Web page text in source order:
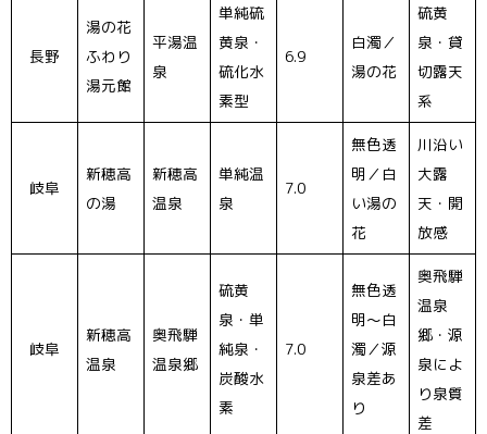
長野
湯の花
ふわり
湯元館
平湯温
泉
単純硫
黄泉・
硫化水
素型
6.9
白濁／
湯の花
硫黄
泉・貸
切露天
系
岐阜
新穂高
の湯
新穂高
温泉
単純温
泉
7.0
無色透
明／白
い湯の
花
川沿い
大露
天・開
放感
岐阜
新穂高
温泉
奥飛騨
温泉郷
硫黄
泉・単
純泉・
炭酸水
素
7.0
無色透
明〜白
濁／源
泉差あ
り
奥飛騨
温泉
郷・源
泉によ
り泉質
差